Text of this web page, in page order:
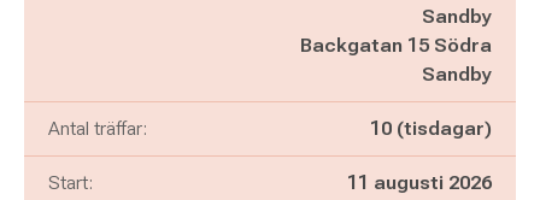
Sandby
Backgatan 15 Södra
Sandby
Antal träffar: 10 (tisdagar)
Start: 11 augusti 2026